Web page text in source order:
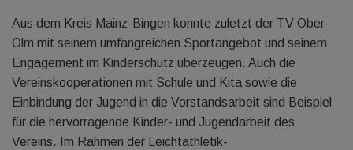
Aus dem Kreis Mainz-Bingen konnte zuletzt der TV Ober-
Olm mit seinem umfangreichen Sportangebot und seinem
Engagement im Kinderschutz überzeugen. Auch die
Vereinskooperationen mit Schule und Kita sowie die
Einbindung der Jugend in die Vorstandsarbeit sind Beispiel
für die hervorragende Kinder- und Jugendarbeit des
Vereins. Im Rahmen der Leichtathletik-